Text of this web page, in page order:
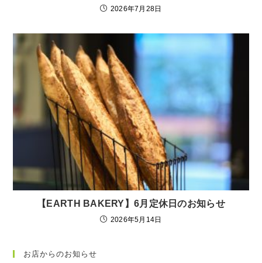
2026年7月28日
【EARTH BAKERY】6月定休日のお知らせ
2026年5月14日
お店からのお知らせ